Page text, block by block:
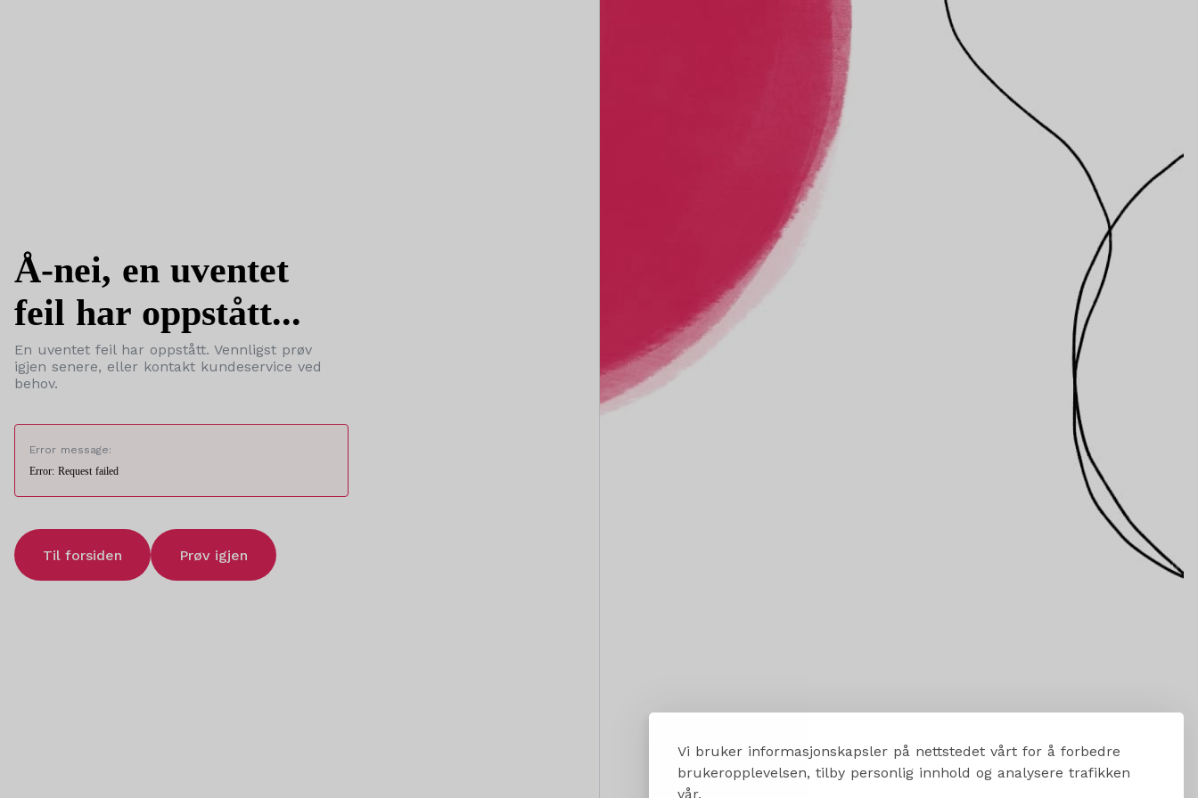
Vi bruker informasjonskapsler på nettstedet vårt for å forbedre
brukeropplevelsen, tilby personlig innhold og analysere trafikken
vår.
Å-nei, en uventet
feil har oppstått...
En uventet feil har oppstått. Vennligst prøv
igjen senere, eller kontakt kundeservice ved
behov.
Error message:
Error: Request failed
Til forsiden Prøv igjen